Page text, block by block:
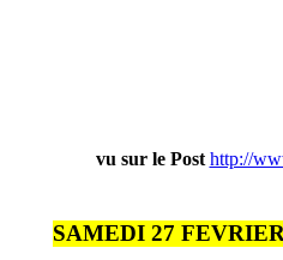
vu sur le Post http://
SAMEDI 27